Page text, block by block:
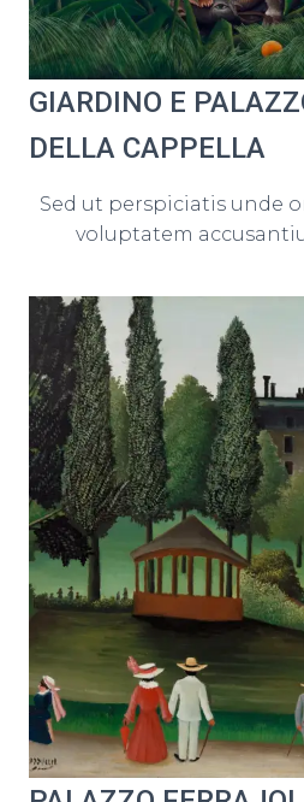
GIARDINO E
DELLA CAPPELLA
Sed ut perspiciatis unde
voluptatem